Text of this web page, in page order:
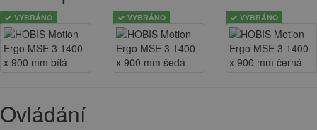
VYBRÁNO VYBRÁNO VYBRÁNO
Ovládání